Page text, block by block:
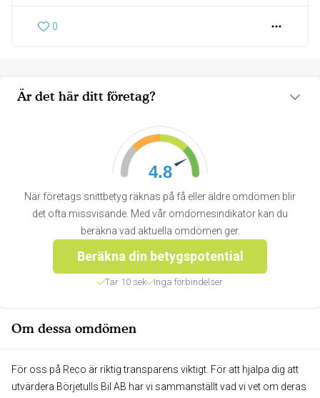
Är det här ditt företag?
4.8
När företags snittbetyg räknas på få eller äldre omdömen blir
det ofta missvisande. Med vår omdömesindikator kan du
beräkna vad aktuella omdömen ger.
Beräkna din betygspotential
Tar 10 sek Inga förbindelser
Om dessa omdömen
För oss på Reco är riktig transparens viktigt. För att hjälpa dig att
utvärdera Börjetulls Bil AB har vi sammanställt vad vi vet om deras
0